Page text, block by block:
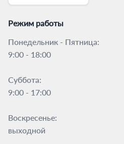
Режим работы
Понедельник - Пятница:
9:00 - 18:00
Суббота:
9:00 - 17:00
Воскресенье:
выходной